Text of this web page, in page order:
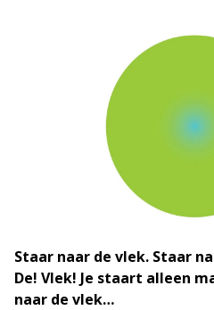
Staar naar de vlek. Staar
De! Vlek! Je staart alleen
naar de vlek…